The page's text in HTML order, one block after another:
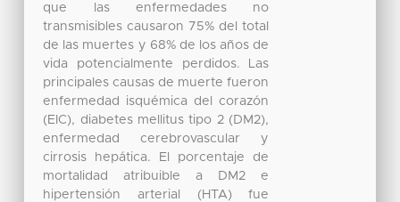
que las enfermedades no
transmisibles causaron 75% del total
de las muertes y 68% de los años de
vida potencialmente perdidos. Las
principales causas de muerte fueron
enfermedad isquémica del corazón
(EIC), diabetes mellitus tipo 2 (DM2),
enfermedad cerebrovascular y
cirrosis hepática. El porcentaje de
mortalidad atribuible a DM2 e
hipertensión arterial (HTA) fue